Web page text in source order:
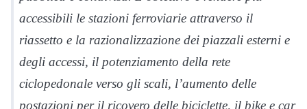
accessibili le stazioni ferroviarie attraverso il
riassetto e la razionalizzazione dei piazzali esterni e
degli accessi, il potenziamento della rete
ciclopedonale verso gli scali, l’aumento delle
postazioni per il ricovero delle biciclette, il bike e car